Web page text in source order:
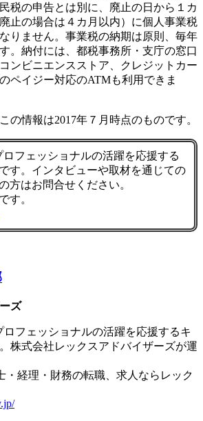
税の申告とは別に、廃止の日から１カ
止の場合は４カ月以内）に個人事業税
りません。事業税の納期は原則、毎年
。納付には、都税事務所・支庁の窓口
ンビニエンスストア、クレジットカー
ペイジー対応のATMも利用できま
の情報は2017年７月時点のものです。
ロフェッショナルの活躍を応援する
す。インタビューや取材を通じての
方はお問合せください。
す。
ズ
ロフェッショナルの活躍を応援するキ
株式会社レックスアドバイザーズが運
・経理・財務の転職、求人ならレック